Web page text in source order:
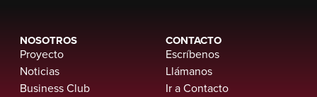
NOSOTROS
Proyecto
Noticias
Business Club
CONTACTO
Escríbenos
Llámanos
Ir a Contacto